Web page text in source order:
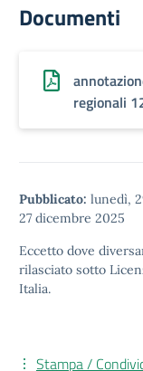
Documenti
regionali
Pubblicato: lunedì,
27 dicembre 2025
Eccetto dove
rilasciato sotto
Italia.
Stampa /